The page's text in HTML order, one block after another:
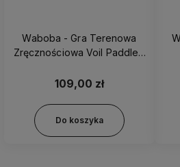
Waboba - Gra Terenowa
Zręcznościowa Voil Paddle -
109,00 zł
Do koszyka